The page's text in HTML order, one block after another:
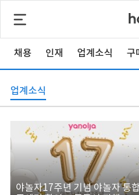
채용 인재 업계소식 구
업계소식
야놀자17주년 기념 야놀자 통